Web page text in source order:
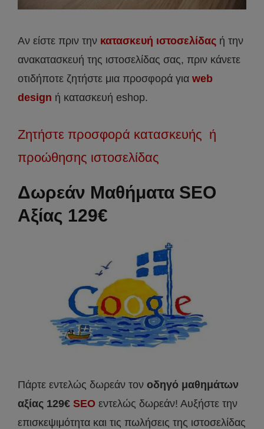
Αν είστε πριν την κατασκευή ιστοσελίδας ή την
ανακατασκευή της ιστοσελίδας σας, πριν κάνετε
οτιδήποτε ζητήστε μια προσφορά για web
design ή κατασκευή eshop.
Ζητήστε προσφορά κατασκευής ή
προώθησης ιστοσελίδας
Δωρεάν Μαθήματα SEO
Αξίας 129€
Πάρτε εντελώς δωρεάν τον οδηγό μαθημάτων
αξίας 129€ SEO εντελώς δωρεάν! Αυξήστε την
επισκεψιμότητα και τις πωλήσεις της ιστοσελίδας